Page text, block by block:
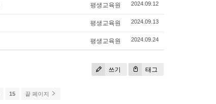
평생교육원 2024.09.12
평생교육원 2024.09.13
평생교육원 2024.09.24
쓰기 태그
15 끝 페이지